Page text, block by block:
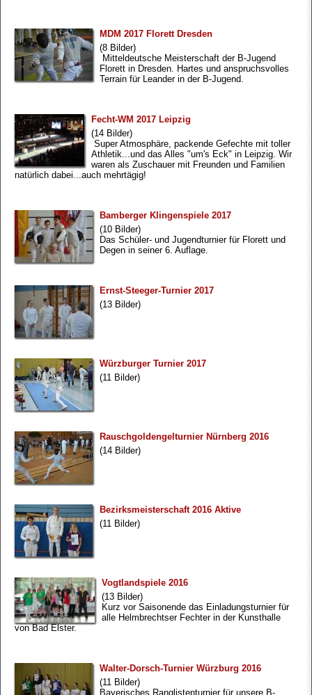
MDM 2017 Florett Dresden
(8 Bilder)
Mitteldeutsche Meisterschaft der B-Jugend
Florett in Dresden. Hartes und anspruchsvolles
Terrain für Leander in der B-Jugend.
Fecht-WM 2017 Leipzig
(14 Bilder)
Super Atmosphäre, packende Gefechte mit toller
Athletik...und das Alles "um's Eck" in Leipzig. Wir
waren als Zuschauer mit Freunden und Familien
natürlich dabei...auch mehrtägig!
Bamberger Klingenspiele 2017
(10 Bilder)
Das Schüler- und Jugendturnier für Florett und
Degen in seiner 6. Auflage.
Ernst-Steeger-Turnier 2017
(13 Bilder)
Würzburger Turnier 2017
(11 Bilder)
Rauschgoldengelturnier Nürnberg 2016
(14 Bilder)
Bezirksmeisterschaft 2016 Aktive
(11 Bilder)
Vogtlandspiele 2016
(13 Bilder)
Kurz vor Saisonende das Einladungsturnier für
alle Helmbrechtser Fechter in der Kunsthalle
von Bad Elster.
Walter-Dorsch-Turnier Würzburg 2016
(11 Bilder)
Bayerisches Ranglistenturnier für unsere B-